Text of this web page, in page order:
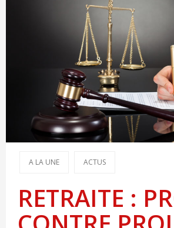
A LA UNE ACTUS
RETRAITE :